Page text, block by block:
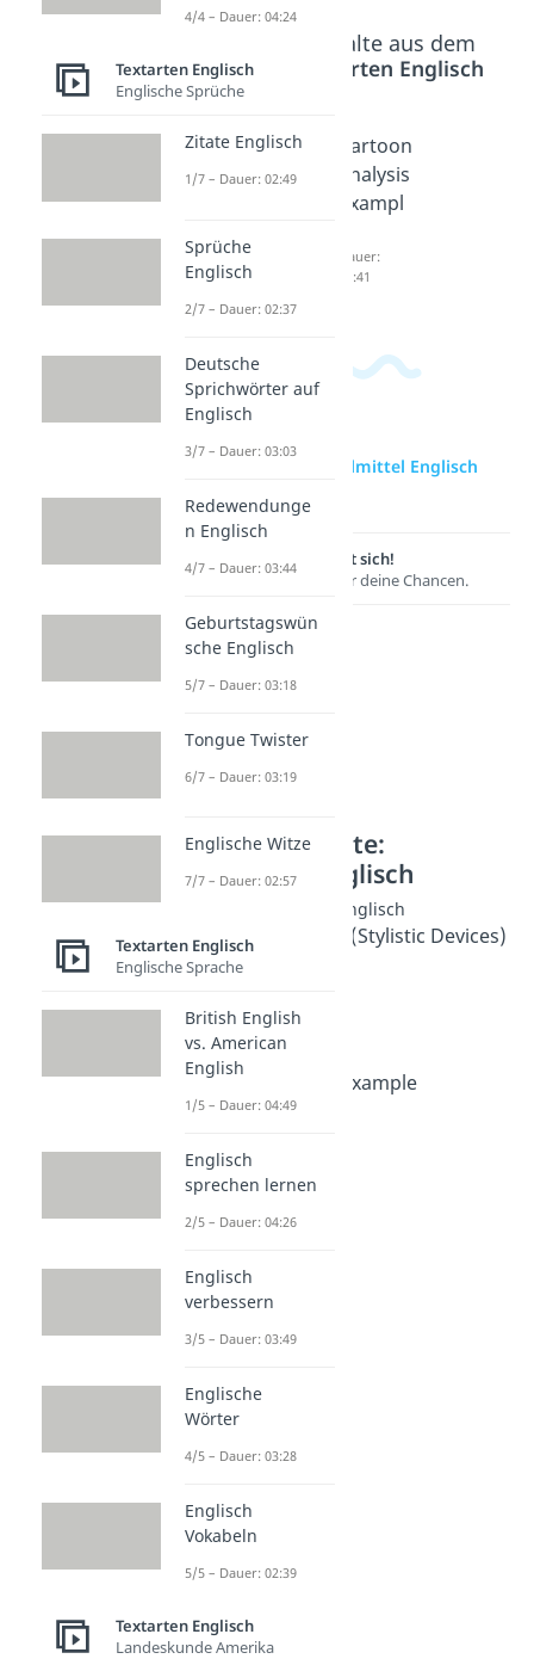
Beliebte Inhalte aus dem
Bereich
Textarten Englisch
Analyse
Englisch
Cartoon
analysis
Cartoon
analysis
exampl
Dauer:
03:41
zur Videoseite: Stilmittel Englisch
Lernen lohnt sich!
Entdecke hier deine Chancen.
Weitere Inhalte:
Textarten Englisch
Sonstige Analysen Englisch
Stilmittel Englisch (Stylistic Devices)
Dauer: 04:45
Analyse Englisch
Dauer: 04:39
Cartoon analysis
Dauer: 03:47
Cartoon analysis example
Dauer: 03:41
Dauer: 04:29
4/4 – Dauer: 04:24
Textarten Englisch
Englische Sprüche
Zitate Englisch
1/7 – Dauer: 02:49
Sprüche
Englisch
2/7 – Dauer: 02:37
Deutsche
Sprichwörter auf
Englisch
3/7 – Dauer: 03:03
Redewendunge
n Englisch
4/7 – Dauer: 03:44
Geburtstagswün
sche Englisch
5/7 – Dauer: 03:18
Tongue Twister
6/7 – Dauer: 03:19
Englische Witze
7/7 – Dauer: 02:57
Textarten Englisch
Englische Sprache
British English
vs. American
English
1/5 – Dauer: 04:49
Englisch
sprechen lernen
2/5 – Dauer: 04:26
Englisch
verbessern
3/5 – Dauer: 03:49
Englische
Wörter
4/5 – Dauer: 03:28
Englisch
Vokabeln
5/5 – Dauer: 02:39
Textarten Englisch
Landeskunde Amerika